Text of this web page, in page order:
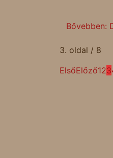
Bővebben:
3. oldal / 8
ElsőElőző123